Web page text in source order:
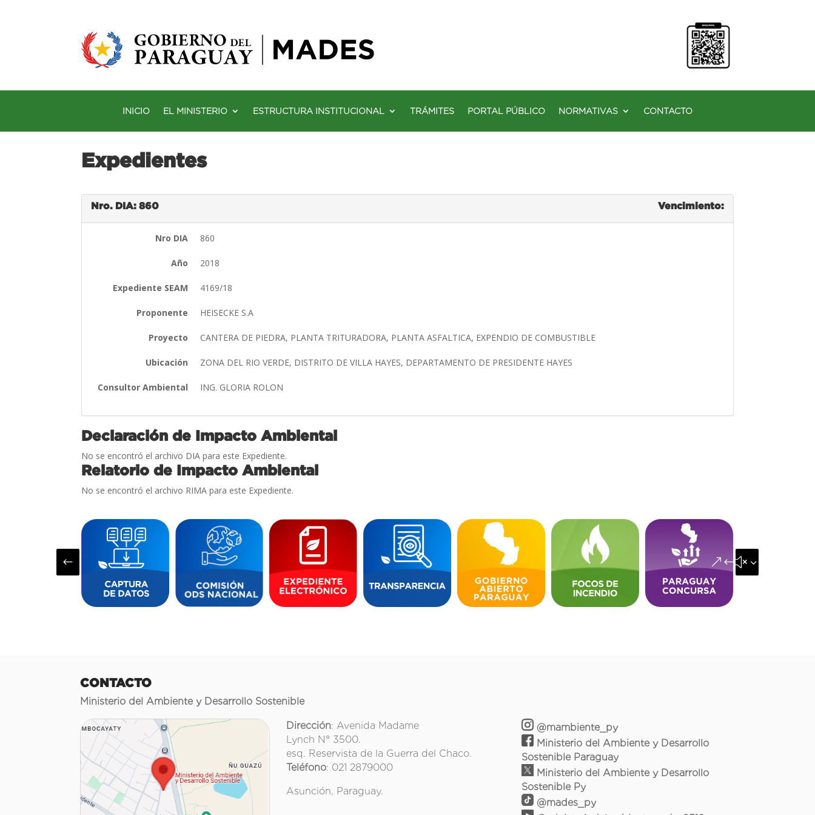
INICIO EL MINISTERIO ESTRUCTURA INSTITUCIONAL TRÁMITES PORTAL PÚBLICO NORMATIVAS CONTACTO
Expedientes
Nro. DIA: 860 Vencimiento:
Nro DIA 860
Año 2018
Expediente SEAM 4169/18
Proponente HEISECKE S.A
Proyecto CANTERA DE PIEDRA, PLANTA TRITURADORA, PLANTA ASFALTICA, EXPENDIO DE COMBUSTIBLE
Ubicación ZONA DEL RIO VERDE, DISTRITO DE VILLA HAYES, DEPARTAMENTO DE PRESIDENTE HAYES
Consultor Ambiental ING. GLORIA ROLON
Declaración de Impacto Ambiental
No se encontró el archivo DIA para este Expediente.
Relatorio de Impacto Ambiental
No se encontró el archivo RIMA para este Expediente.
# &#x35;
CONTACTO
Ministerio del Ambiente y Desarrollo Sostenible
Dirección: Avenida Madame
Lynch N° 3500.
esq. Reservista de la Guerra del Chaco.
Teléfono: 021 2879000
Asunción, Paraguay.
@mambiente_py
Ministerio del Ambiente y Desarrollo
Sostenible Paraguay
Ministerio del Ambiente y Desarrollo
Sostenible Py
@mades_py